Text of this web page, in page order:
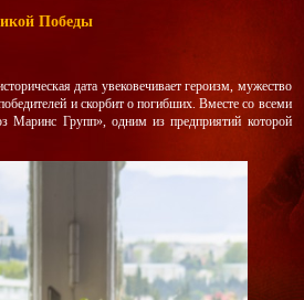
Победы
дата увековечивает героизм, мужество
и скорбит о погибших. Вместе со всеми
Маринс Групп», одним из предприятий которой